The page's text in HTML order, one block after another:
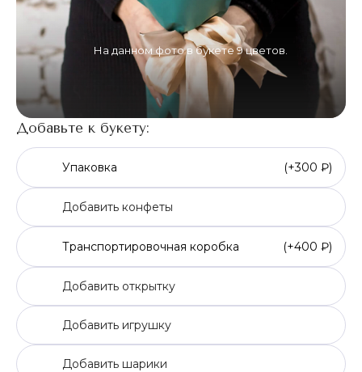
На данном фото в букете 9 цветов.
Добавьте к букету:
Упаковка (+300 ₽)
Добавить конфеты
Транспортировочная коробка (+400 ₽)
Добавить открытку
Добавить игрушку
Добавить шарики